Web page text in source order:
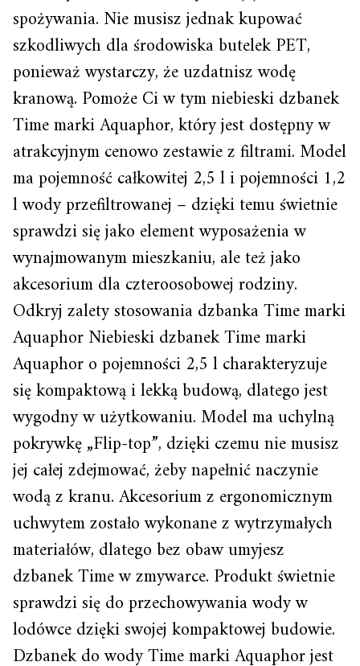
spożywania. Nie musisz jednak kupować
szkodliwych dla środowiska butelek PET,
ponieważ wystarczy, że uzdatnisz wodę
kranową. Pomoże Ci w tym niebieski dzbanek
Time marki Aquaphor, który jest dostępny w
atrakcyjnym cenowo zestawie z filtrami. Model
ma pojemność całkowitej 2,5 l i pojemności 1,2
l wody przefiltrowanej – dzięki temu świetnie
sprawdzi się jako element wyposażenia w
wynajmowanym mieszkaniu, ale też jako
akcesorium dla czteroosobowej rodziny.
Odkryj zalety stosowania dzbanka Time marki
Aquaphor Niebieski dzbanek Time marki
Aquaphor o pojemności 2,5 l charakteryzuje
się kompaktową i lekką budową, dlatego jest
wygodny w użytkowaniu. Model ma uchylną
pokrywkę „Flip-top”, dzięki czemu nie musisz
jej całej zdejmować, żeby napełnić naczynie
wodą z kranu. Akcesorium z ergonomicznym
uchwytem zostało wykonane z wytrzymałych
materiałów, dlatego bez obaw umyjesz
dzbanek Time w zmywarce. Produkt świetnie
sprawdzi się do przechowywania wody w
lodówce dzięki swojej kompaktowej budowie.
Dzbanek do wody Time marki Aquaphor jest